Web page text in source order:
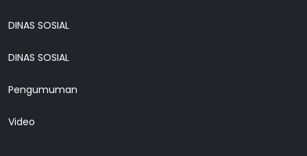
DINAS SOSIAL
DINAS SOSIAL
Pengumuman
Video